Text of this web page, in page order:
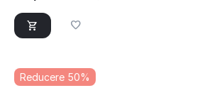
Reducere 50%